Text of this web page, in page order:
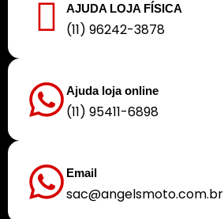
AJUDA LOJA FÍSICA
(11) 96242-3878
Ajuda loja online
(11) 95411-6898
Email
sac@angelsmoto.com.br